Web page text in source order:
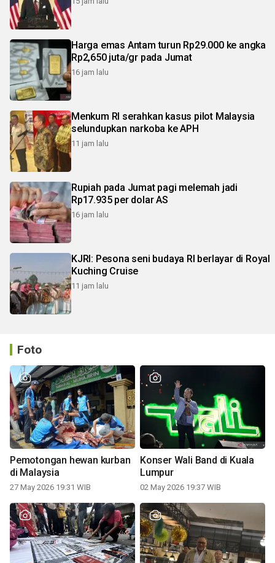
Harga emas Antam turun Rp29.000 ke angka
Rp2,650 juta/gr pada Jumat
16 jam lalu
Menkum RI serahkan kasus pilot Malaysia
selundupkan narkoba ke APH
11 jam lalu
Rupiah pada Jumat pagi melemah jadi
Rp17.935 per dolar AS
16 jam lalu
KJRI: Pesona seni budaya RI berlayar di Royal
Kuching Cruise
11 jam lalu
Foto
Pemotongan hewan kurban
di Malaysia
27 May 2026 19:31 WIB
Konser Wali Band di Kuala
Lumpur
02 May 2026 19:37 WIB